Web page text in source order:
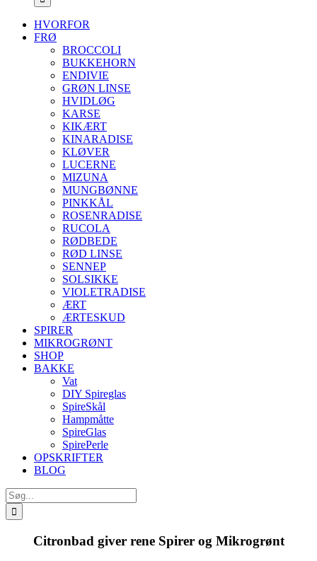
HVORFOR
FRØ
BROCCOLI
BUKKEHORN
ENDIVIE
GRØN LINSE
HVIDLØG
KARSE
KIKÆRT
KINARADISE
KLØVER
LUCERNE
MIZUNA
MUNGBØNNE
PINKKÅL
ROSENRADISE
RUCOLA
RØDBEDE
RØD LINSE
SENNEP
SOLSIKKE
VIOLETRADISE
ÆRT
ÆRTESKUD
SPIRER
MIKROGRØNT
SHOP
BAKKE
Vat
DIY Spireglas
SpireSkål
Hampmåtte
SpireGlas
SpirePerle
OPSKRIFTER
BLOG
Søg
efter:
Citronbad giver rene Spirer og Mikrogrønt